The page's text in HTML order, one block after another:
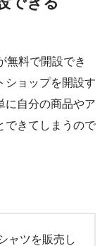
無料で開設でき
ショップを開設す
に自分の商品やア
できてしまうので
ャツを販売し